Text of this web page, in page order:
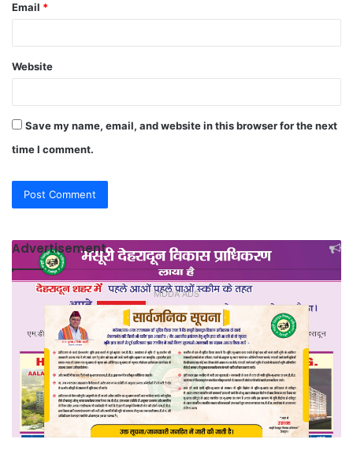
Email *
Website
Save my name, email, and website in this browser for the next
time I comment.
Advertisement
MDDA ADS